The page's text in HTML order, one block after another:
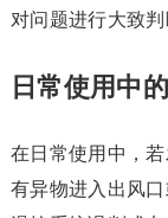
对问题进行大致
日常使用中
在日常使用中，
有异物进入出风